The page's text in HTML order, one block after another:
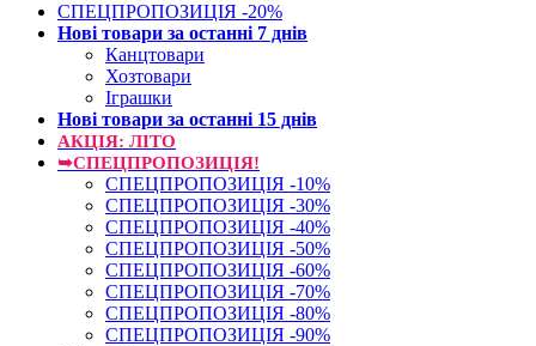
СПЕЦПРОПОЗИЦІЯ -20%
Нові товари за останнi 7 днiв
Канцтовари
Хозтовари
Іграшки
Нові товари за останнi 15 днiв
АКЦІЯ: ЛІТО
➥СПЕЦПРОПОЗИЦІЯ!
СПЕЦПРОПОЗИЦІЯ -10%
СПЕЦПРОПОЗИЦІЯ -30%
СПЕЦПРОПОЗИЦІЯ -40%
СПЕЦПРОПОЗИЦІЯ -50%
СПЕЦПРОПОЗИЦІЯ -60%
СПЕЦПРОПОЗИЦІЯ -70%
СПЕЦПРОПОЗИЦІЯ -80%
СПЕЦПРОПОЗИЦІЯ -90%